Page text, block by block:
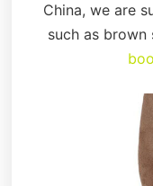
China, we are
such as brown